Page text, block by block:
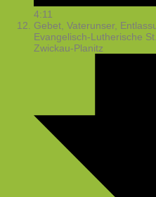
4:11
Gebet, Vaterunser,
Evangelisch-Lutherische
Zwickau-Planitz